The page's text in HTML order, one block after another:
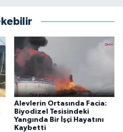
Alevlerin Ortasında Facia:
Biyodizel Tesisindeki
Yangında Bir İşçi Hayatını
Kaybetti